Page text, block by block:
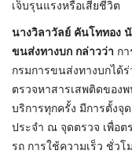
เจ็บรุนแรงหรือเสียชีวิต
นางวิลาวัลย์ คันโททอง
ขนส่งทางบก กล่าวว่า ก
กรมการขนส่งทางบกได้
ตรวจหาสารเสพติดของ
บริการทุกครั้ง มีการตั้งจุ
ประจำ ณ จุดตรวจ เพื่อ
รถ การใช้ความเร็ว ชั่ว